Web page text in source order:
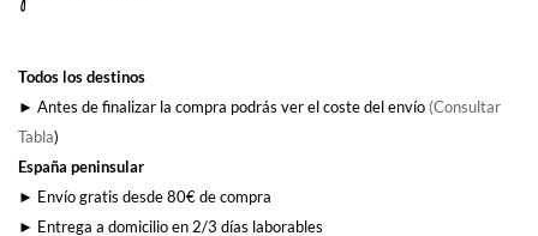
Todos los destinos
► Antes de finalizar la compra podrás ver el coste del envío (Consultar
Tabla)
España peninsular
► Envío gratis desde 80€ de compra
► Entrega a domicilio en 2/3 días laborables